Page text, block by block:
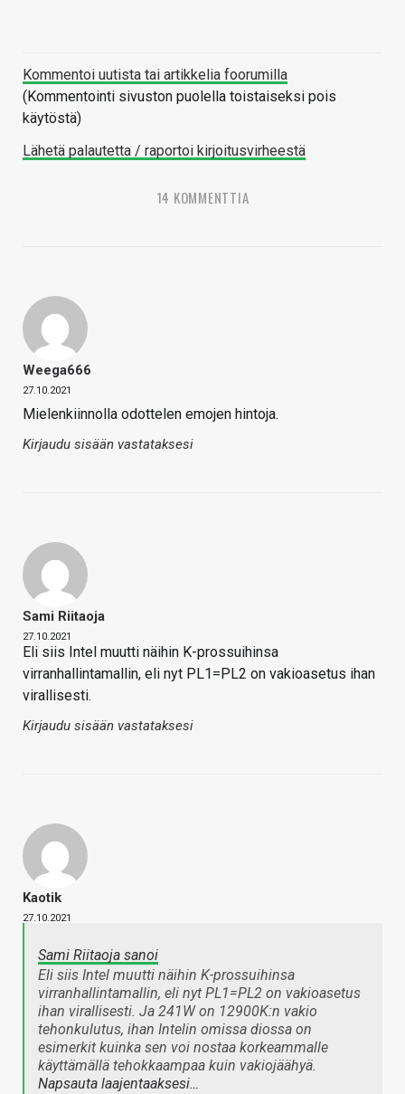
Kommentoi uutista tai artikkelia foorumilla
(Kommentointi sivuston puolella toistaiseksi pois
käytöstä)
Lähetä palautetta / raportoi kirjoitusvirheestä
14 KOMMENTTIA
Weega666
27.10.2021
Mielenkiinnolla odottelen emojen hintoja.
Kirjaudu sisään vastataksesi
Sami Riitaoja
27.10.2021
Eli siis Intel muutti näihin K-prossuihinsa
virranhallintamallin, eli nyt PL1=PL2 on vakioasetus ihan
virallisesti.
Kirjaudu sisään vastataksesi
Kaotik
27.10.2021
Sami Riitaoja sanoi
Eli siis Intel muutti näihin K-prossuihinsa
virranhallintamallin, eli nyt PL1=PL2 on vakioasetus
ihan virallisesti. Ja 241W on 12900K:n vakio
tehonkulutus, ihan Intelin omissa diossa on
esimerkit kuinka sen voi nostaa korkeammalle
käyttämällä tehokkaampaa kuin vakiojäähyä.
Napsauta laajentaaksesi…